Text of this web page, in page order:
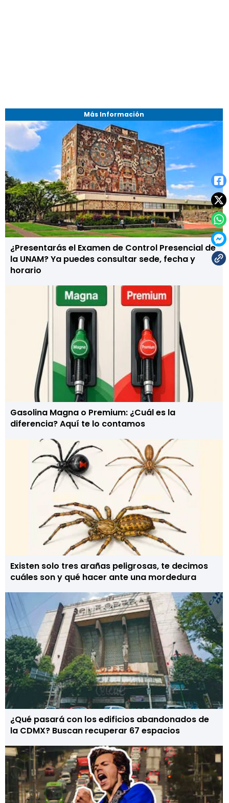
Más Información
¿Presentarás el Examen de Control Presencial de
la UNAM? Ya puedes consultar sede, fecha y
horario
Gasolina Magna o Premium: ¿Cuál es la
diferencia? Aquí te lo contamos
Existen solo tres arañas peligrosas, te decimos
cuáles son y qué hacer ante una mordedura
¿Qué pasará con los edificios abandonados de
la CDMX? Buscan recuperar 67 espacios